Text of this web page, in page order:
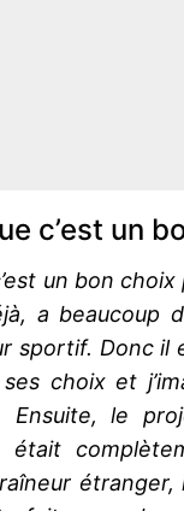
c’est un
un bon choix
a beaucoup
sportif. Donc il
choix et
Ensuite, le
était
étranger,